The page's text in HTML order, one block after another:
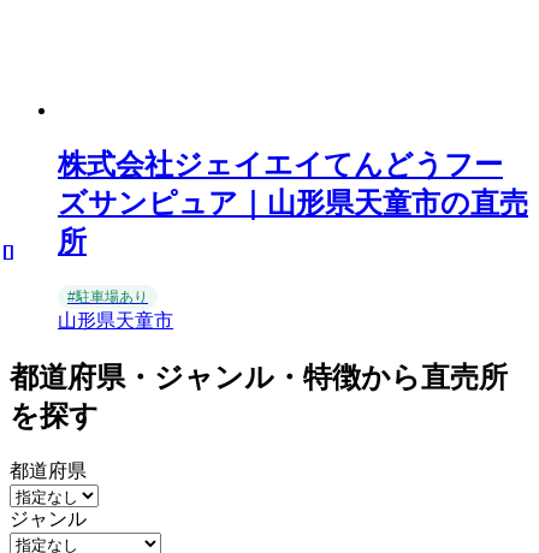
株式会社ジェイエイてんどうフー
ズサンピュア｜山形県天童市の直売
所
#駐車場あり
山形県天童市
都道府県・ジャンル・特徴から直売所
を探す
都道府県
ジャンル